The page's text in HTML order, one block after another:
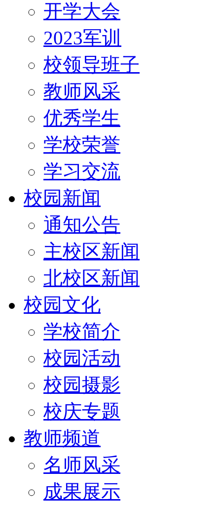
开学大会
2023军训
校领导班子
教师风采
优秀学生
学校荣誉
学习交流
校园新闻
通知公告
主校区新闻
北校区新闻
校园文化
学校简介
校园活动
校园摄影
校庆专题
教师频道
名师风采
成果展示